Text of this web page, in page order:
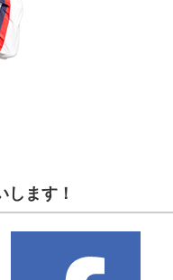
ます！